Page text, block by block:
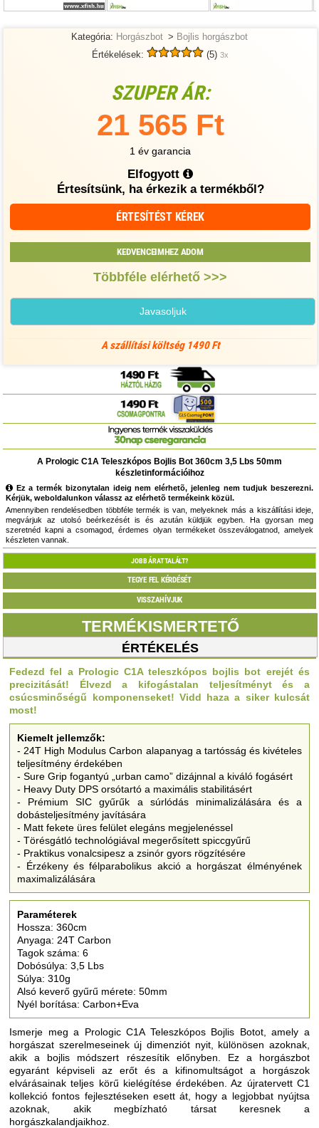
Kategória: Horgászbot > Bojlis horgászbot
Értékelések:
(5) 3x
SZUPER ÁR:
21 565 Ft
1 év garancia
Elfogyott
Értesítsünk, ha érkezik a termékből?
ÉRTESÍTÉST KÉREK
KEDVENCEIMHEZ ADOM
Többféle elérhető >>>
Javasoljuk
A szállítási költség 1490 Ft
A Prologic C1A Teleszkópos Bojlis Bot 360cm 3,5 Lbs 50mm
készletinformációihoz
Ez a termék bizonytalan ideig nem elérhetõ, jelenleg nem tudjuk beszerezni.
Kérjük, weboldalunkon válassz az elérhetõ termékeink közül.
Amennyiben rendelésedben többféle termék is van, melyeknek más a kiszállítási ideje,
megvárjuk az utolsó beérkezését is és azután küldjük egyben. Ha gyorsan meg
szeretnéd kapni a csomagod, érdemes olyan termékeket összeválogatnod, amelyek
készleten vannak.
JOBB ÁRAT TALÁLT?
TEGYE FEL KÉRDÉSÉT
VISSZAHÍVJUK
TERMÉKISMERTETŐ
ÉRTÉKELÉS
Fedezd fel a Prologic C1A teleszkópos bojlis bot erejét és
precizitását! Élvezd a kifogástalan teljesítményt és a
csúcsminőségű komponenseket! Vidd haza a siker kulcsát
most!
Kiemelt jellemzők:
- 24T High Modulus Carbon alapanyag a tartósság és kivételes
teljesítmény érdekében
- Sure Grip fogantyú „urban camo” dizájnnal a kiváló fogásért
- Heavy Duty DPS orsótartó a maximális stabilitásért
- Prémium SIC gyűrűk a súrlódás minimalizálására és a
dobásteljesítmény javítására
- Matt fekete üres felület elegáns megjelenéssel
- Törésgátló technológiával megerősített spiccgyűrű
- Praktikus vonalcsipesz a zsinór gyors rögzítésére
- Érzékeny és félparabolikus akció a horgászat élményének
maximalizálására
Paraméterek
Hossza: 360cm
Anyaga: 24T Carbon
Tagok száma: 6
Dobósúlya: 3,5 Lbs
Súlya: 310g
Alsó keverő gyűrű mérete: 50mm
Nyél borítása: Carbon+Eva
Ismerje meg a Prologic C1A Teleszkópos Bojlis Botot, amely a
horgászat szerelmeseinek új dimenziót nyit, különösen azoknak,
akik a bojlis módszert részesítik előnyben. Ez a horgászbot
egyaránt képviseli az erőt és a kifinomultságot a horgászok
elvárásainak teljes körű kielégítése érdekében. Az újratervett C1
kollekció fontos fejlesztéseken esett át, hogy a legjobbat nyújtsa
azoknak, akik megbízható társat keresnek a
horgászkalandjaikhoz.